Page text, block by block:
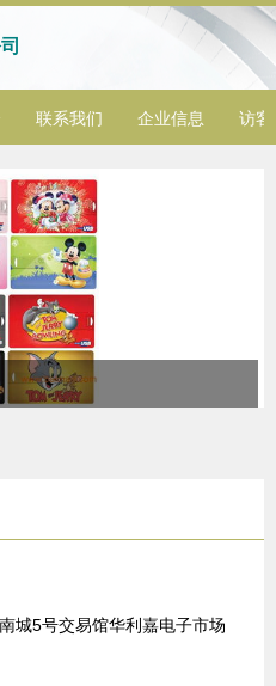
联系我们 企业信息 访客
城5号交易馆华利嘉电子市场